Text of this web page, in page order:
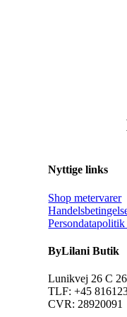
Nyttige links
Shop metervarer
Persondatapolitik
ByLilani Butik
Lunikvej 26 C
TLF: +45
CVR: 28920091